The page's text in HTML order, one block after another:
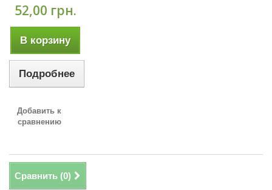
52,00 грн.
В корзину
Подробнее
Добавить к
сравнению
Сравнить (0)